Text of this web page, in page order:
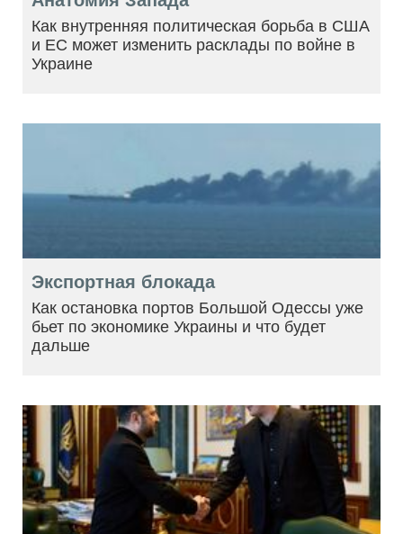
Как внутренняя политическая борьба в США
и ЕС может изменить расклады по войне в
Украине
Экспортная блокада
Как остановка портов Большой Одессы уже
бьет по экономике Украины и что будет
дальше